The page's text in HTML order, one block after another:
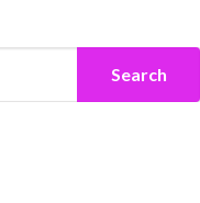
Search